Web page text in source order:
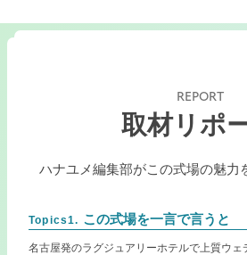
REPORT
取材リポ
ハナユメ編集部がこの式場の魅力
Topics1. この式場を一言で言うと
名古屋発のラグジュアリーホテルで上質ウェ